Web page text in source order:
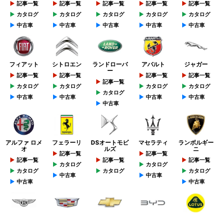
記事一覧
カタログ
中古車
記事一覧
カタログ
中古車
記事一覧
カタログ
中古車
記事一覧
カタログ
中古車
記事一覧
カタログ
中古車
フィアット
記事一覧
カタログ
中古車
シトロエン
記事一覧
カタログ
中古車
ランドローバ
ー
記事一覧
カタログ
中古車
アバルト
記事一覧
カタログ
中古車
ジャガー
記事一覧
カタログ
中古車
アルファ ロメ
オ
記事一覧
カタログ
中古車
フェラーリ
記事一覧
カタログ
中古車
DSオートモビ
ルズ
記事一覧
カタログ
マセラティ
記事一覧
カタログ
中古車
ランボルギー
ニ
記事一覧
カタログ
中古車